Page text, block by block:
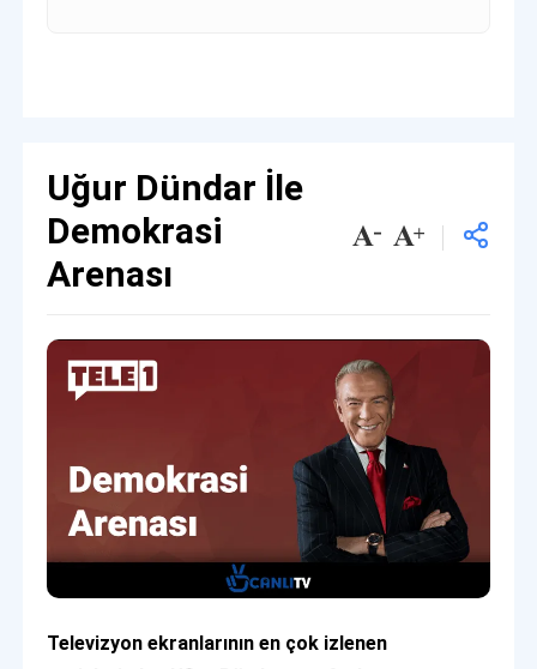
Uğur Dündar İle
Demokrasi
Arenası
Televizyon ekranlarının en çok izlenen